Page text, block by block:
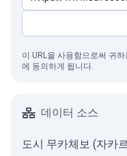
이 URL을 사용함으로써 귀하
에 동의하게 됩니다.
데이터 소스
도시 무카체보 (자카